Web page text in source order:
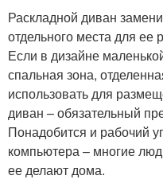
Раскладной диван
отдельного места для
Если в дизайне
спальная зона,
использовать для
диван – обязательный
Понадобится и рабочий
компьютера – многие
ее делают дома.